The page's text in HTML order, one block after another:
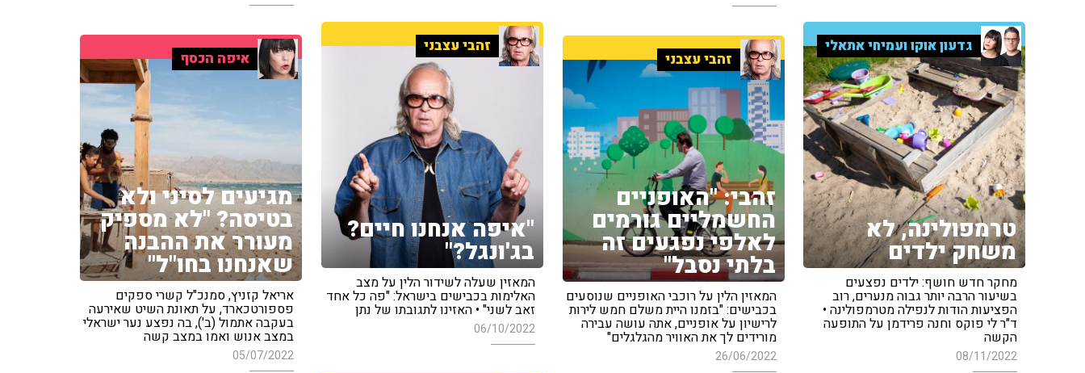
גדעון אוקו ועמיחי אתאלי
טרמפולינה, לא
משחק ילדים
מחקר חדש חושף: ילדים נפצעים
בשיעור הרבה יותר גבוה מנערים, רוב
הפציעות הודות לנפילה מטרמפולינה •
ד"ר לי פוקס וחנה פרידמן על התופעה
הקשה
08/11/2022
זהבי עצבני
"איפה אנחנו חיים?
בג'ונגל?"
המאזין שעלה לשידור הלין על מצב
האלימות בכבישים בישראל: "פה כל אחד
זאב לשני" • האזינו לתגובתו של נתן
06/10/2022
איפה הכסף
מגיעים לסיני ולא
בטיסה? "לא מספיק
מעורר את ההבנה
שאנחנו בחו"ל"
אריאל קזניץ, סמנכ"ל קשרי ספקים
פספורטכארד, על תאונת השיט שאירעה
בעקבה אתמול (ב'), בה נפצע נער ישראלי
במצב אנוש ואמו במצב קשה
05/07/2022
זהבי עצבני
זהבי: "האופניים
החשמליים גורמים
לאלפי נפגעים זה
בלתי נסבל"
המאזין הלין על רוכבי האופניים שנוסעים
בכבישים: "בזמנו היית משלם חמש לירות
לרישיון על אופניים, אתה עושה עבירה
מורידים לך את האוויר מהגלגלים"
26/06/2022